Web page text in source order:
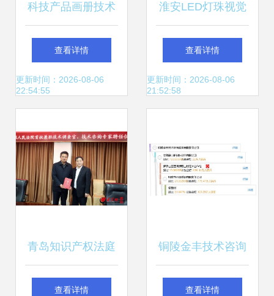
科技产品画册技术
咨询 从内容策划到
视觉呈现的完整指
查看详情
更新时间：2026-08-06
22:54:55
淮安LED灯珠视觉
引导抓取系统
2024年技术应用案
查看详情
更新时间：2026-08-06
21:52:58
青岛知识产权法庭
创新引入“技术外
查看详情
铜陵金丰技术咨询
服务有限责任公司
查看详情